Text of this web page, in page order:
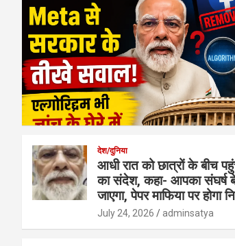
देश/दुनिया
आधी रात को छात्रों के बीच
का संदेश, कहा- आपका संघर्ष
जाएगा, पेपर माफिया पर होगा
July 24, 2026 adminsatya